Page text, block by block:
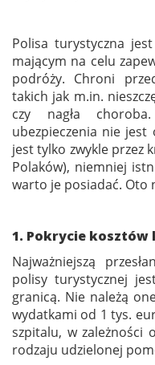
Polisa turystyczna
mającym na celu
podróży. Chroni
takich jak m.in.
czy nagła
ubezpieczenia nie jest
jest tylko zwykle przez
Polaków), niemniej
warto je posiadać. Oto
1. Pokrycie kosztów
Najważniejszą
polisy turystycznej
granicą. Nie należą
wydatkami od 1 tys.
szpitalu, w zależności
rodzaju udzielonej